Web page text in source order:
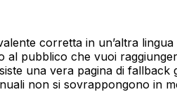
corretta in un’altra
al pubblico che vuoi
una vera pagina di fallback
non si sovrappongono in